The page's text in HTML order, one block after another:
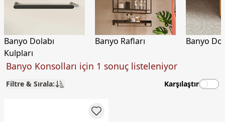
Banyo Dolabı
Kulpları
Banyo Rafları Banyo
Banyo Konsolları için 1 sonuç listeleniyor
Filtre & Sırala: Karşılaştır